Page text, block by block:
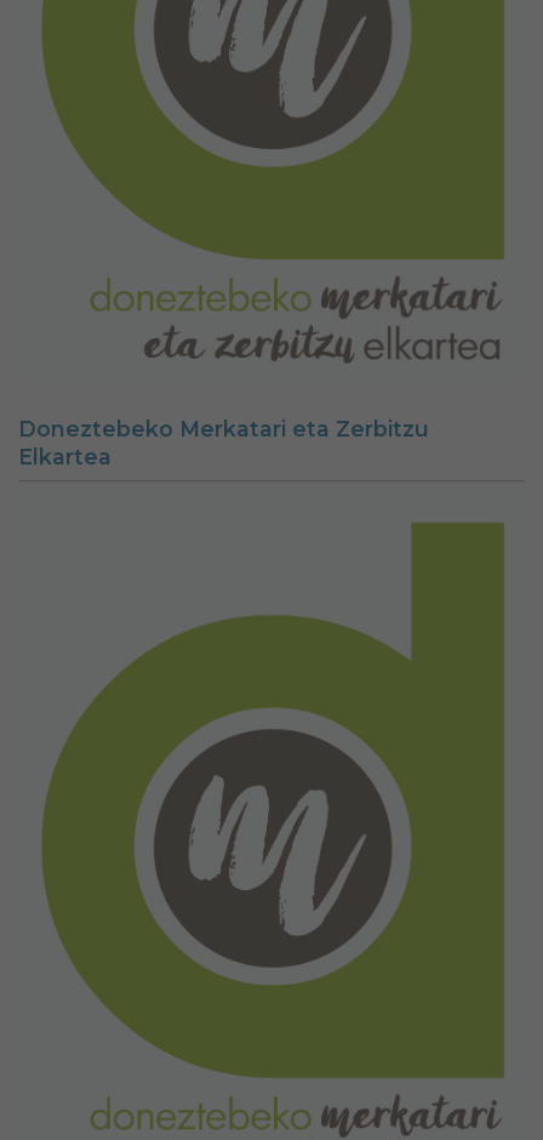
Doneztebeko Merkatari eta Zerbitzu
Elkartea